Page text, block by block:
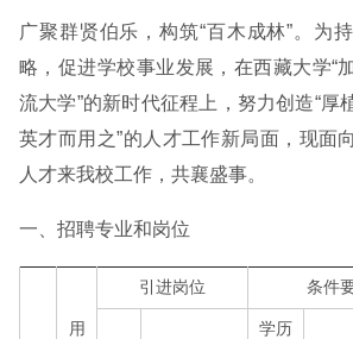
广聚群贤伯乐，构筑“百木成林”。为
略，促进学校事业发展，在西藏大学“
流大学”的新时代征程上，努力创造“厚
英才而用之”的人才工作新局面，现面
人才来我校工作，共襄盛事。
一、招聘专业和岗位
用
引进岗位 条件
学历